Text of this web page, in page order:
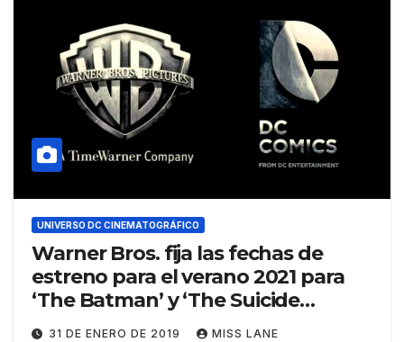
UNIVERSO DC CINEMATOGRÁFICO
Warner Bros. fija las fechas de
estreno para el verano 2021 para
‘The Batman’ y ‘The Suicide
Squad’; Affleck fuera
31 DE ENERO DE 2019 MISS LANE